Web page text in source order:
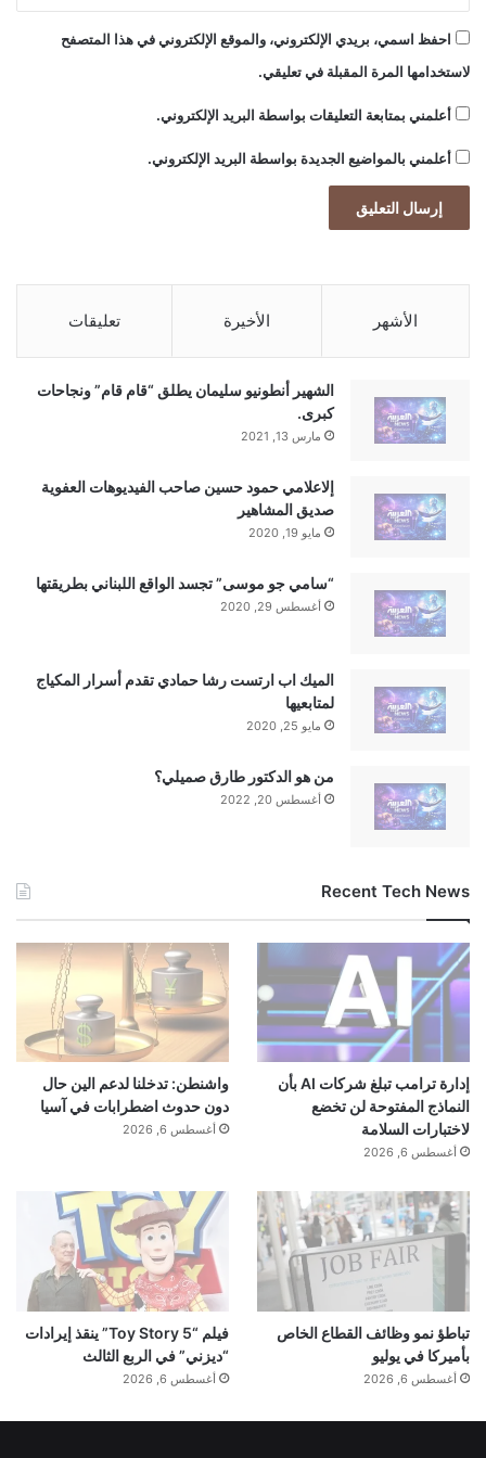
احفظ اسمي، بريدي الإلكتروني، والموقع الإلكتروني في هذا المتصفح
لاستخدامها المرة المقبلة في تعليقي.
أعلمني بمتابعة التعليقات بواسطة البريد الإلكتروني.
أعلمني بالمواضيع الجديدة بواسطة البريد الإلكتروني.
الأشهر الأخيرة تعليقات
الشهير أنطونيو سليمان يطلق “قام قام” ونجاحات
كبرى.
مارس 13, 2021
إلاعلامي حمود حسين صاحب الفيديوهات العفوية
صديق المشاهير
مايو 19, 2020
“سامي جو موسى” تجسد الواقع اللبناني بطريقتها
أغسطس 29, 2020
الميك اب ارتست رشا حمادي تقدم أسرار المكياج
لمتابعيها
مايو 25, 2020
من هو الدكتور طارق صميلي؟
أغسطس 20, 2022
Recent Tech News
إدارة ترامب تبلغ شركات AI بأن
النماذج المفتوحة لن تخضع
لاختبارات السلامة
أغسطس 6, 2026
واشنطن: تدخلنا لدعم الين حال
دون حدوث اضطرابات في آسيا
أغسطس 6, 2026
تباطؤ نمو وظائف القطاع الخاص
بأميركا في يوليو
أغسطس 6, 2026
فيلم “Toy Story 5” ينقذ إيرادات
“ديزني” في الربع الثالث
أغسطس 6, 2026